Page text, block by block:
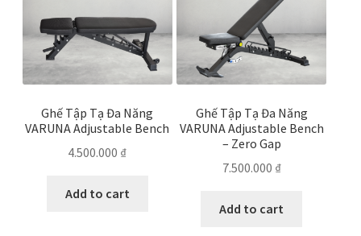
Bài viết
Ghế Tập Tạ Đa Năng
VARUNA Adjustable Bench
4.500.000 ₫
Add to cart
Ghế Tập Tạ Đa Năng
VARUNA Adjustable Bench
– Zero Gap
7.500.000 ₫
Add to cart